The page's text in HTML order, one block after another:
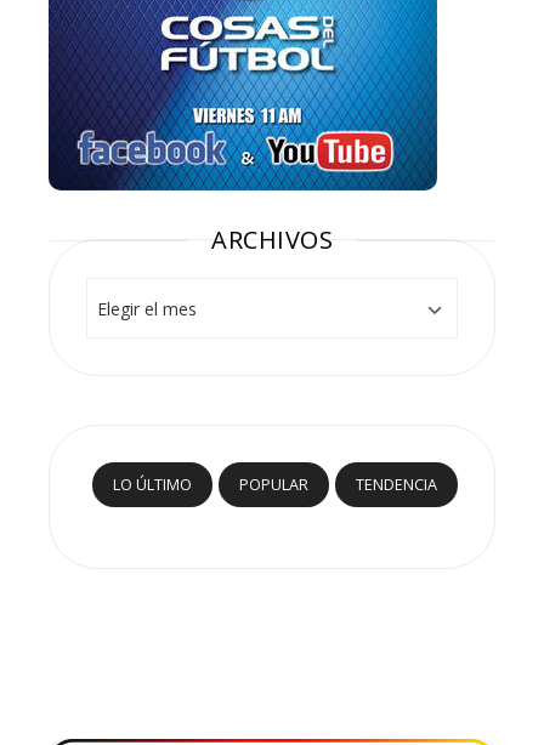
ARCHIVOS
LO ÚLTIMO POPULAR TENDENCIA